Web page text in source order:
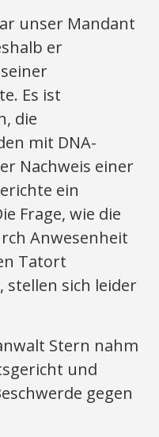
unser Mandant
er
Es ist
die
mit DNA-
Nachweis einer
ein
Frage, wie die
Anwesenheit
Tatort
stellen sich leider
Stern nahm
und
gegen